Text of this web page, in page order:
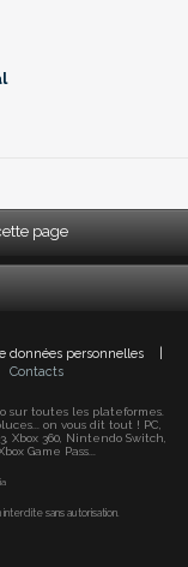
page
données personnelles
Contacts
sur toutes les plateformes.
on vous dit tout ! PC,
Xbox 360, Nintendo Switch,
Game Pass...
sans autorisation.